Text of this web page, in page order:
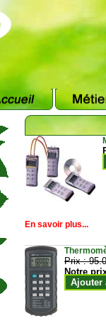
En savoir plus...
Prix :
Notre
Ajouter